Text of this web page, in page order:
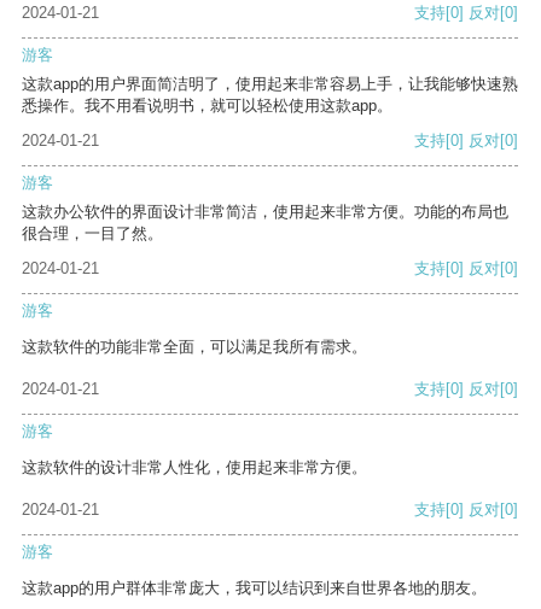
2024-01-21
支持[0] 反对[0]
游客
这款app的用户界面简洁明了，使用起来非常容易上手，让我能够快速熟
悉操作。我不用看说明书，就可以轻松使用这款app。
2024-01-21
支持[0] 反对[0]
游客
这款办公软件的界面设计非常简洁，使用起来非常方便。功能的布局也
很合理，一目了然。
2024-01-21
支持[0] 反对[0]
游客
这款软件的功能非常全面，可以满足我所有需求。
2024-01-21 支持[0] 反对[0]
游客
这款软件的设计非常人性化，使用起来非常方便。
2024-01-21 支持[0] 反对[0]
游客
这款app的用户群体非常庞大，我可以结识到来自世界各地的朋友。